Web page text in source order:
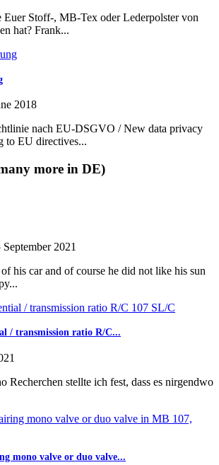
Stoff-, MB-Tex oder Lederpolster von
hat? Frank...
2018
nach EU-DSGVO / New data privacy
to EU directives...
more in DE)
September 2021
his car and of course he did not like his sun
/ transmission ratio R/C...
Recherchen stellte ich fest, dass es nirgendwo
mono valve or duo valve...